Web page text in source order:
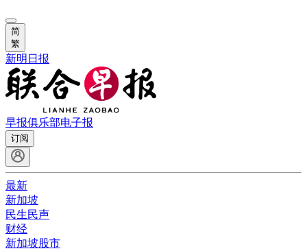
简
繁
新明日报
早报俱乐部电子报
订阅
最新
新加坡
民生民声
财经
新加坡股市